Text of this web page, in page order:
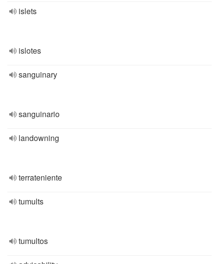
islets
islotes
sanguinary
sanguinario
landowning
terrateniente
tumults
tumultos